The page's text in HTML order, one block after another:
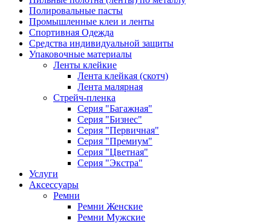
Полировальные пасты
Промышленные клеи и ленты
Спортивная Одежда
Средства индивидуальной защиты
Упаковочные материалы
Ленты клейкие
Лента клейкая (скотч)
Лента малярная
Стрейч-пленка
Серия "Багажная"
Серия "Бизнес"
Серия "Первичная"
Серия "Премиум"
Серия "Цветная"
Серия "Экстра"
Услуги
Аксессуары
Ремни
Ремни Женские
Ремни Мужские